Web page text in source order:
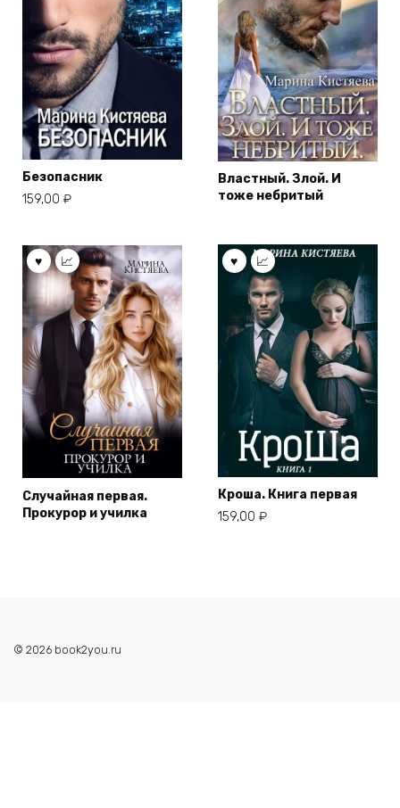
Безопасник
159,00 ₽
Властный. Злой. И
тоже небритый
Случайная первая.
Прокурор и училка
Кроша. Книга первая
159,00 ₽
© 2026 book2you.ru